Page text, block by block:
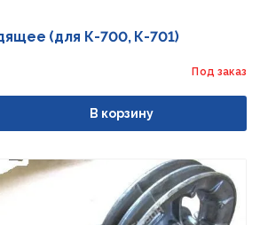
(для К-700, К-701)
Под заказ
В корзину